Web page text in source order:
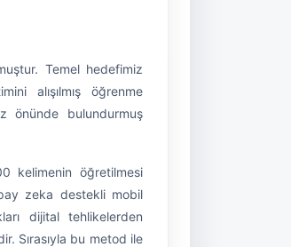
Temel hedefimiz
alışılmış öğrenme
önünde bulundurmuş
kelimenin öğretilmesi
zeka destekli mobil
dijital tehlikelerden
Sırasıyla bu metod ile